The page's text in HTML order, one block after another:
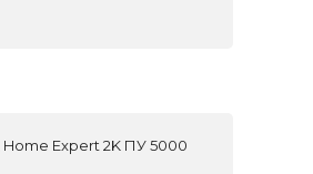
Expert 2K ПУ 5000